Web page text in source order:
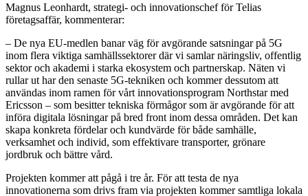
Magnus Leonhardt, strategi- och innovationschef för Telias
företagsaffär, kommenterar:
– De nya EU-medlen banar väg för avgörande satsningar på 5G
inom flera viktiga samhällssektorer där vi samlar näringsliv, offentlig
sektor och akademi i starka ekosystem och partnerskap. Näten vi
rullar ut har den senaste 5G-tekniken och kommer dessutom att
användas inom ramen för vårt innovationsprogram Northstar med
Ericsson – som besitter tekniska förmågor som är avgörande för att
införa digitala lösningar på bred front inom dessa områden. Det kan
skapa konkreta fördelar och kundvärde för både samhälle,
verksamhet och individ, som effektivare transporter, grönare
jordbruk och bättre vård.
Projekten kommer att pågå i tre år. För att testa de nya
innovationerna som drivs fram via projekten kommer samtliga lokala